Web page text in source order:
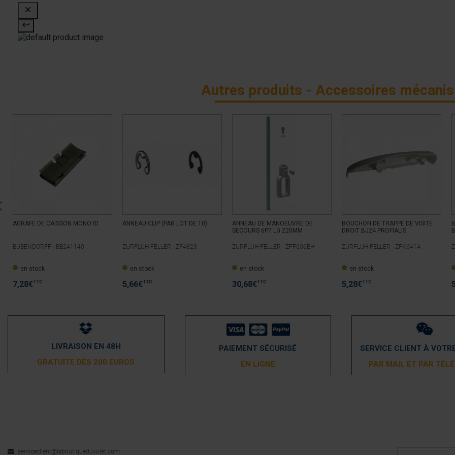
Autres produits - Accessoires
AGRAFE DE CAISSON MONO ID
BUBENDORFF - BB241140
en stock
7,28€TTC
ANNEAU CLIP (PAR LOT DE 10)
ZURFLUH-FELLER - ZF4823
en stock
5,66€TTC
ANNEAU DE MANOEUVRE DE
SECOURS 6P7 LG 220MM
ZURFLUH-FELLER - ZFF606EH
en stock
30,68€TTC
BOUCHON DE TRAPPE DE VISITE
DROIT BJ24 PROFIALIS
ZURFLUH-FELLER - ZFK641A
en stock
5,28€TTC
LIVRAISON EN 48H
GRATUITE DÈS 200 EUROS
PAIEMENT SÉCURISÉ
EN LIGNE
SERVICE CLIENT À
PAR MAIL ET PAR
serviceclient@laboutiqueduvolet.com